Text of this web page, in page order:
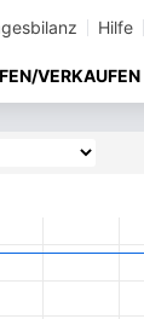
Hilfe
VERKAUFEN